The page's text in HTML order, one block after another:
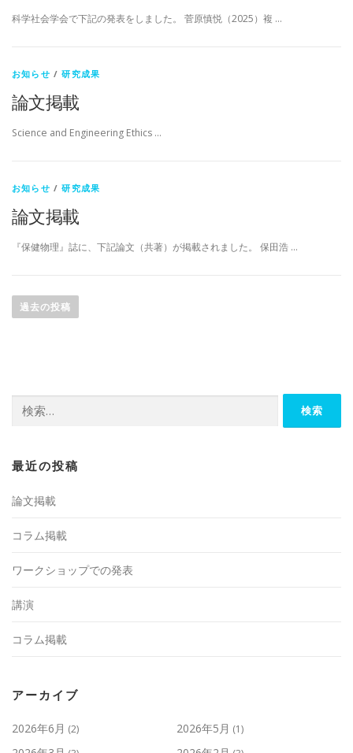
科学社会学会で下記の発表をしました。 菅原慎悦（2025）複 …
お知らせ /研究成果
論文掲載
Science and Engineering Ethics …
お知らせ /研究成果
論文掲載
『保健物理』誌に、下記論文（共著）が掲載されました。 保田浩 …
稿
シ
過去の投稿
索:
最近の投稿
論文掲載
コラム掲載
ワークショップでの発表
講演
コラム掲載
アーカイブ
2026年6月 (2) 2026年5月 (1)